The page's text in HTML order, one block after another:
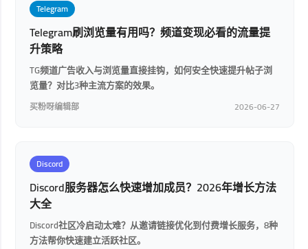
Telegram
Telegram刷浏览量有用吗？频道变现必看的流量提
升策略
TG频道广告收入与浏览量直接挂钩，如何安全快速提升帖子浏
览量？对比3种主流方案的效果。
买粉呀编辑部 2026-06-27
Discord
Discord服务器怎么快速增加成员？2026年增长方法
大全
Discord社区冷启动太难？从邀请链接优化到付费增长服务，8种
方法帮你快速建立活跃社区。